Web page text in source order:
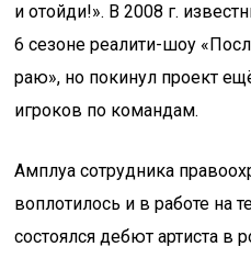
и отойди!». В 2008 г.
6 сезоне реалити-шоу
раю», но покинул проект
игроков по командам.
Амплуа сотрудника
воплотилось и в работе на
состоялся дебют артиста в